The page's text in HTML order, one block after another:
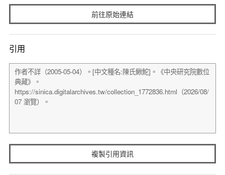
前往原始連結
引用
複製引用資訊